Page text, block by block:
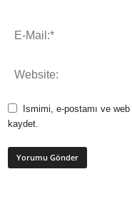
Ismimi, e-postamı ve
kaydet.